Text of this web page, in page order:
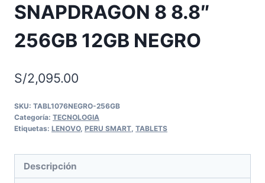
SNAPDRAGON 8 8.8″
256GB 12GB NEGRO
S/2,095.00
SKU: TABL1076NEGRO-256GB
Categoría: TECNOLOGIA
Etiquetas: LENOVO, PERU SMART TABLETS
Descripción